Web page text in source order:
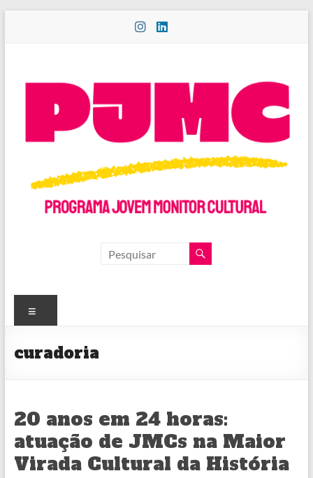
PROGRAMA
MONITOR
CULTURAL
curadoria
20 anos em 24 horas:
atuação de JMCs na Maior
Virada Cultural da História